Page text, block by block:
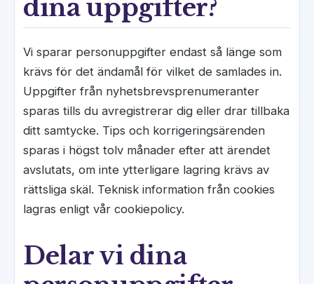
dina uppgifter?
Vi sparar personuppgifter endast så länge som
krävs för det ändamål för vilket de samlades in.
Uppgifter från nyhetsbrevsprenumeranter
sparas tills du avregistrerar dig eller drar tillbaka
ditt samtycke. Tips och korrigeringsärenden
sparas i högst tolv månader efter att ärendet
avslutats, om inte ytterligare lagring krävs av
rättsliga skäl. Teknisk information från cookies
lagras enligt vår cookiepolicy.
Delar vi dina